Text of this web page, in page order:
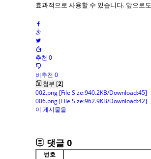
효과적으로 사용할 수 있습니다. 앞으로
추천 0
비추천 0
첨부 [2]
002.png [File Size:940.2KB/Download:45]
006.png [File Size:962.9KB/Download:42]
이 게시물을
댓글 0
번호